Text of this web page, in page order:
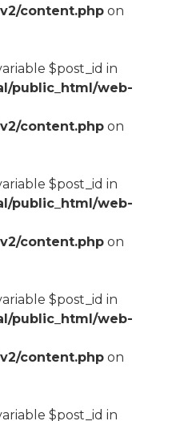
content.phpon
$post_id in
public_html/web-
content.phpon
$post_id in
public_html/web-
content.phpon
$post_id in
public_html/web-
content.phpon
$post_id in